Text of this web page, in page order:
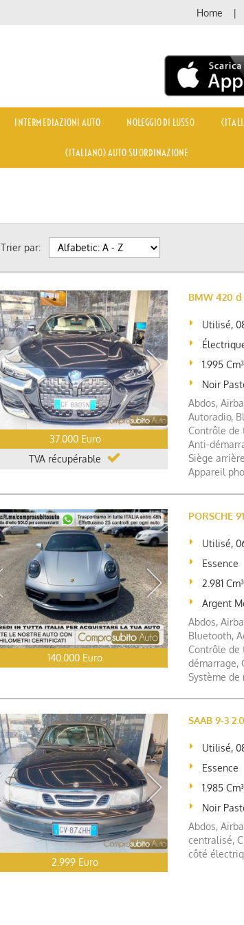
Home
INTERMEDIAZIONI AUTO NOLEGGIO DI LUSSO
(ITALIANO) AUTO SU ORDINAZIONE
Trier par:
37.000 Euro
TVA récupérable
BMW 420
Utilisé,
1.995 Cm³
Noir
Abdos,
Autoradio,
Contrôle de
Anti-
Siège
Appareil
140.000 Euro
PORSCHE
Utilisé,
Essence
2.981 Cm³
Argent
Abdos,
Bluetooth,
Contrôle de
démarrage,
Système
2.999 Euro
SAAB 9-3
Utilisé,
Essence
1.985 Cm³
Noir
Abdos,
centralisé,
côté